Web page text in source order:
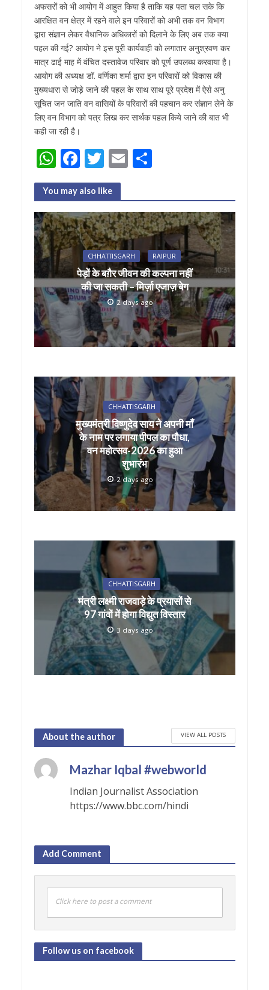
अफसरों को भी आयोग में आहुत किया है ताकि यह पता चल सके कि
आरक्षित वन क्षेत्र में रहने वाले इन परिवारों को अभी तक वन विभाग
द्वारा संज्ञान लेकर वैधानिक अधिकारों को दिलाने के लिए अब तक क्या
पहल की गई? आयोग ने इस पूरी कार्यवाही को लगातार अनुश्रवण कर
मात्र ढाई माह में वंचित दस्तावेज परिवार को पूर्ण उपलब्ध करवाया है।
आयोग की अध्यक्ष डॉ. वर्णिका शर्मा द्वारा इन परिवारों को विकास की
मुख्यधारा से जोड़े जाने की पहल के साथ साथ पूरे प्रदेश में ऐसे अनु
सूचित जन जाति वन वासियों के परिवारों की पहचान कर संज्ञान लेने के
लिए वन विभाग को पत्र लिख कर सार्थक पहल किये जाने की बात भी
कही जा रही है।
W
h
at
s
A
p
p
F
ac
e
b
o
o
k
T
w
itt
er
E
ai
l
S
ar
e
You may also like
CHHATTISGARH RAIPUR
पेड़ों के बग़ैर जीवन की कल्पना नहीं
की जा सकती – मिर्ज़ा एजाज़ बेग
2 days ago
CHHATTISGARH
मुख्यमंत्री विष्णुदेव साय ने अपनी माँ
के नाम पर लगाया पीपल का पौधा,
वन महोत्सव-2026 का हुआ
शुभारंभ
2 days ago
CHHATTISGARH
मंत्री लक्ष्मी राजवाड़े के प्रयासों से
97 गांवों में होगा विद्युत विस्तार
3 days ago
About the author VIEW ALL POSTS
Mazhar Iqbal #webworld
Indian Journalist Association
https://www.bbc.com/hindi
Add Comment
Click here to post a comment
Follow us on facebook